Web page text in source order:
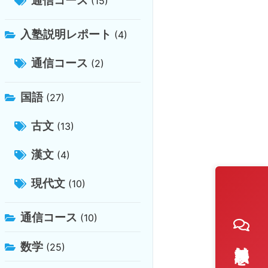
入塾説明レポート (4)
通信コース (2)
国語(27)
古文 (13)
漢文 (4)
現代文 (10)
通信コース (10)
数学 (25)